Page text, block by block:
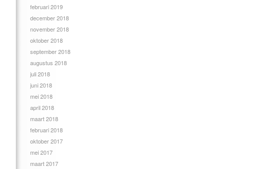
februari 2019
december 2018
november 2018
oktober 2018
september 2018
augustus 2018
juli 2018
juni 2018
mei 2018
april 2018
maart 2018
februari 2018
oktober 2017
mei 2017
maart 2017